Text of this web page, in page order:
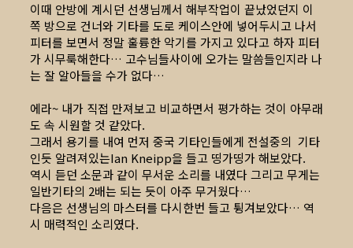
이때 안방에 계시던 선생님께서 해부작업이 끝났었던지 이
쪽 방으로 건너와 기타를 도로 케이스안에 넣어두시고 나서
피터를 보면서 정말 훌륭한 악기를 가지고 있다고 하자 피터
가 시무룩해한다… 고수님들사이에 오가는 말씀들인지라 나
는 잘 알아들을 수가 없다…
에라~ 내가 직접 만져보고 비교하면서 평가하는 것이 아무래
도 속 시원할 것 같았다.
그래서 용기를 내여 먼저 중국 기타인들에게 전설중의 기타
인듯 알려져있는Ian Kneipp을 들고 띵가띵가 해보았다.
역시 듣던 소문과 같이 무서운 소리를 내였다 그리고 무게는
일반기타의 2배는 되는 듯이 아주 무거웠다…
다음은 선생님의 마스터를 다시한번 들고 튕겨보았다… 역
시 매력적인 소리였다.